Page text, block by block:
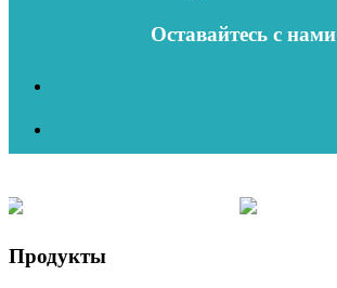
Оставайтесь с нами
Продукты